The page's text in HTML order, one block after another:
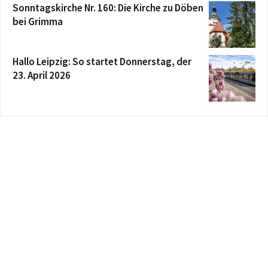
Sonntagskirche Nr. 160: Die Kirche zu Döben
bei Grimma
Hallo Leipzig: So startet Donnerstag, der
23. April 2026